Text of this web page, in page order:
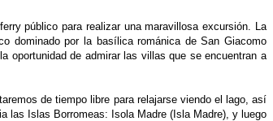
públicopara realizar una maravillosa excursión. La
dominado por la basílica románica de San Giacomo
oportunidad de admirar las villas que se encuentran a
de tiempo libre para relajarse viendo el lago, así
las Islas Borromeas: Isola Madre (Isla Madre), y luego